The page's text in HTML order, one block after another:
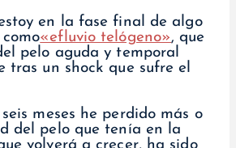
en la fase final de algo
«efluvio telógeno», que
pelo aguda y temporal
tras un shock que sufre el
meses he perdido más o
del pelo que tenía en la